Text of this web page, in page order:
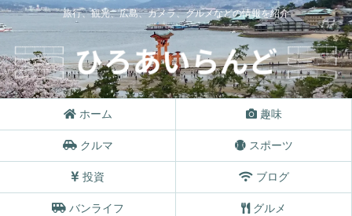
旅行、観光、広島、カメラ、グルメなどの情報を紹介
ホーム 趣味
クルマ スポーツ
投資 ブログ
バンライフ グルメ